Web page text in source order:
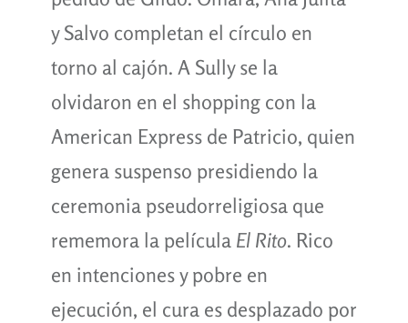
y Salvo completan el círculo en
torno al cajón. A Sully se la
olvidaron en el shopping con la
American Express de Patricio, quien
genera suspenso presidiendo la
ceremonia pseudorreligiosa que
rememora la película El Rito. Rico
en intenciones y pobre en
ejecución, el cura es desplazado por